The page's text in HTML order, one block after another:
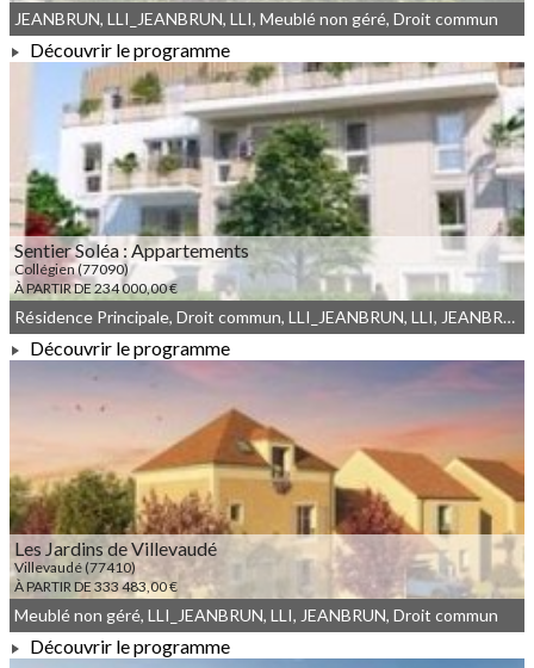
À PARTIR DE 217 000,00 €
JEANBRUN, LLI_JEANBRUN, LLI, Meublé non géré, Droit commun
Découvrir le programme
Sentier Soléa : Appartements
Collégien (77090)
À PARTIR DE 234 000,00 €
À PARTIR DE 234 000,00 €
Résidence Principale, Droit commun, LLI_JEANBRUN, LLI, JEANBRUN, Meublé non géré
Découvrir le programme
Les Jardins de Villevaudé
Villevaudé (77410)
À PARTIR DE 333 483,00 €
Meublé non géré, LLI_JEANBRUN, LLI, JEANBRUN, Droit commun
Découvrir le programme